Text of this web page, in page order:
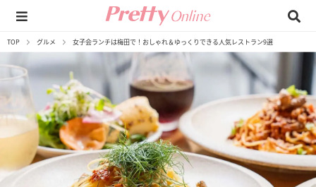
TOP グルメ 女子会ランチは梅田で！おしゃれ＆ゆっくりできる人気レストラン9選